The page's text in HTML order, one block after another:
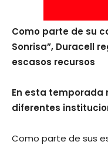
Como parte de su
Sonrisa”, Duracell
escasos recursos
En esta temporada
diferentes
Como parte de sus